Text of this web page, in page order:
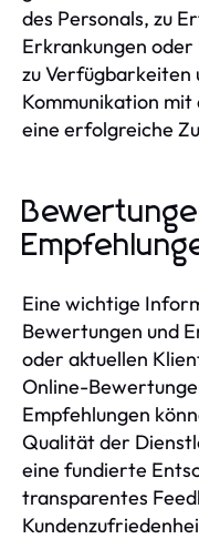
des Personals, zu
Erkrankungen
zu Verfügbarkeiten
Kommunikation
eine erfolgreiche
Eine wichtige
Bewertungen und
oder aktuellen
Online-
Empfehlungen
Qualität der
eine fundierte
transparentes